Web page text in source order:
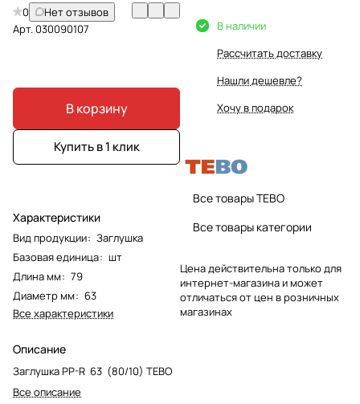
0
Нет отзывов
Арт.030090107
В корзину
Купить в 1 клик
Характеристики
Вид продукции: Заглушка
Базовая единица: шт
Длина мм: 79
Диаметр мм: 63
Все характеристики
Описание
Заглушка PP-R 63 (80/10) TEBO
Все описание
В наличии
Рассчитать доставку
Нашли дешевле?
Хочу в подарок
Все товары TEBO
Все товары категории
Цена действительна только для
интернет-магазина и может
отличаться от цен в розничных
магазинах